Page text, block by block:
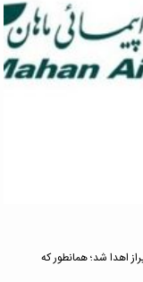
اهدا شد؛ همانطور که